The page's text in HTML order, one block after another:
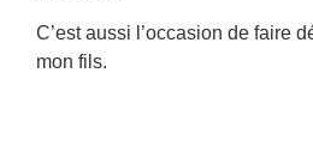
C’est aussi l’occasion de faire
mon fils.